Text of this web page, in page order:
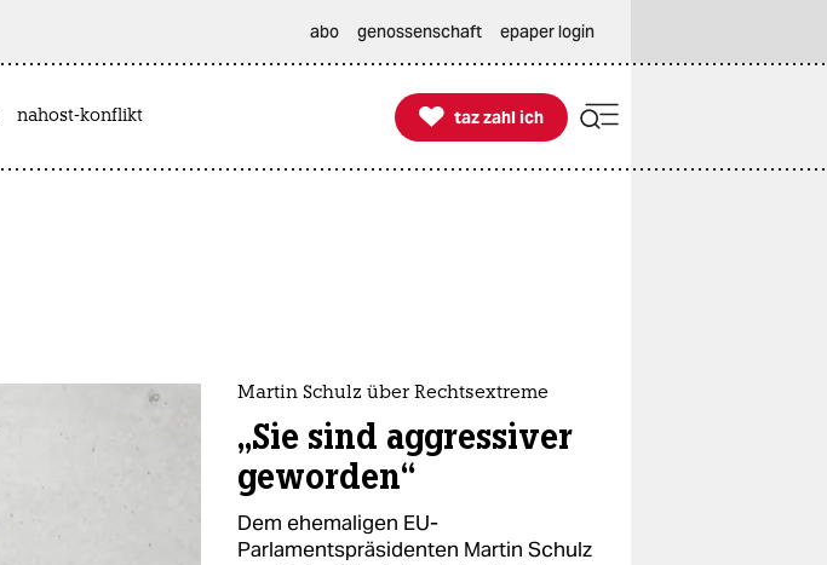
abo genossenschaft epaper login
nahost-konflikt 
taz zahl ich
taz zahl ich
Martin Schulz über Rechtsextreme
„Sie sind aggressiver
geworden“
Dem ehemaligen EU-
Parlamentspräsidenten Martin Schulz